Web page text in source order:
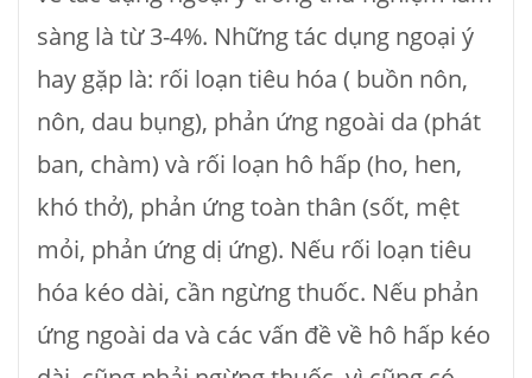
sàng là từ 3-4%. Những tác dụng ngoại ý
hay gặp là: rối loạn tiêu hóa ( buồn nôn,
nôn, dau bụng), phản ứng ngoài da (phát
ban, chàm) và rối loạn hô hấp (ho, hen,
khó thở), phản ứng toàn thân (sốt, mệt
mỏi, phản ứng dị ứng). Nếu rối loạn tiêu
hóa kéo dài, cần ngừng thuốc. Nếu phản
ứng ngoài da và các vấn đề về hô hấp kéo